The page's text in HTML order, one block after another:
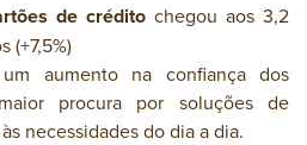
de crédito chegou aos 3,2
(+7,5%)
aumento na confiança dos
procura por soluções de
necessidades do dia a dia.